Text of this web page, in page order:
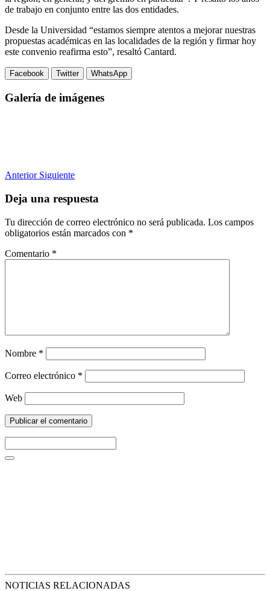
de trabajo en conjunto entre las dos entidades.
Desde la Universidad “estamos siempre atentos a mejorar nuestras
propuestas académicas en las localidades de la región y firmar hoy
este convenio reafirma esto”, resaltó Cantard.
Facebook Twitter WhatsApp
Galería de imágenes
Anterior Siguiente
Deja una respuesta
Tu dirección de correo electrónico no será publicada. Los campos
obligatorios están marcados con *
Comentario *
Nombre *
Correo electrónico *
Web
NOTICIAS RELACIONADAS